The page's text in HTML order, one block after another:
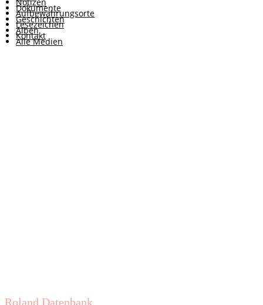
Dokumente
Geschichten
Alben
Alle Medien
Aufbewahrungsorte
Lesezeichen
Kontakt
Roland Datenbank